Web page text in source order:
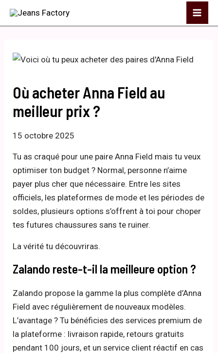
Aller
Où acheter Anna Field au
meilleur prix ?
15 octobre 2025
Tu as craqué pour une paire Anna Field mais tu veux
optimiser ton budget ? Normal, personne n’aime
payer plus cher que nécessaire. Entre les sites
officiels, les plateformes de mode et les périodes de
soldes, plusieurs options s’offrent à toi pour choper
tes futures chaussures sans te ruiner.
La vérité tu découvriras.
Zalando reste-t-il la meilleure option ?
Zalando propose la gamme la plus complète d’Anna
Field avec régulièrement de nouveaux modèles.
L’avantage ? Tu bénéficies des services premium de
la plateforme : livraison rapide, retours gratuits
pendant 100 jours, et un service client réactif en cas